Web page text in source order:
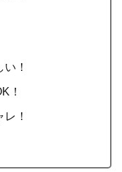
！
！
！